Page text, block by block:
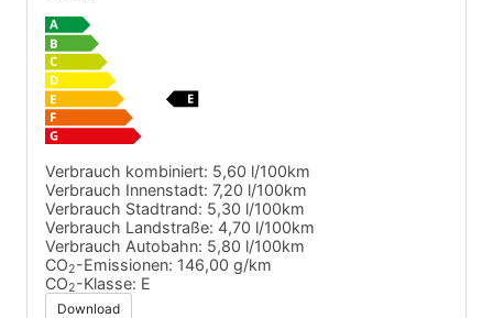
Verbrauch kombiniert: 5,60 l/100km
Verbrauch Innenstadt: 7,20 l/100km
Verbrauch Stadtrand: 5,30 l/100km
Verbrauch Landstraße: 4,70 l/100km
Verbrauch Autobahn: 5,80 l/100km
CO2-Emissionen: 146,00 g/km
CO2-Klasse: E
Download